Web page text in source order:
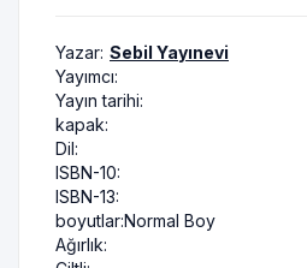
Yazar: Sebil Yayınevi
Yayımcı:
Yayın tarihi:
kapak:
Dil:
ISBN-10:
ISBN-13:
boyutlar:Normal Boy
Ağırlık: